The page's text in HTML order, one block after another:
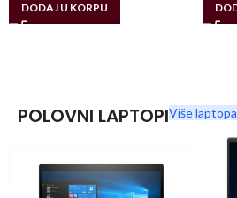
DODAJ U KORPU
POLOVNI LAPTOPIViše laptopa